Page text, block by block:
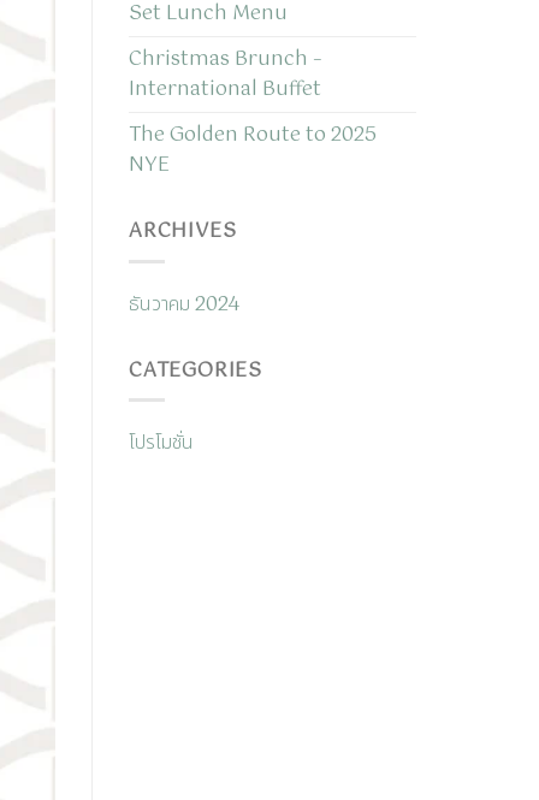
Set Lunch Menu
Christmas Brunch –
International Buffet
The Golden Route to 2025
NYE
ARCHIVES
ธันวาคม 2024
CATEGORIES
โปรโมชั่น